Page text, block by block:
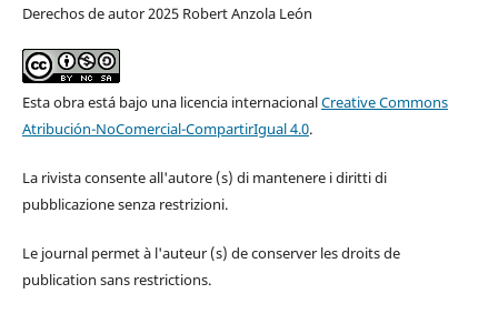
Derechos de autor 2025 Robert Anzola León
Esta obra está bajo una licencia internacionalCreative Commons
Atribución-NoComercial-CompartirIgual 4.0.
La rivista consente all'autore (s) di mantenere i diritti di
pubblicazione senza restrizioni.
Le journal permet à l'auteur (s) de conserver les droits de
publication sans restrictions.